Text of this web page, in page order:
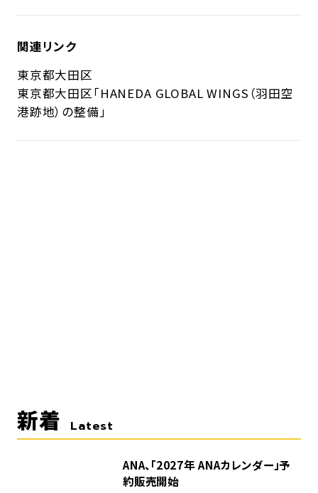
関連リンク
東京都大田区
東京都大田区「HANEDA GLOBAL WINGS（羽田空
港跡地）の整備」
新着 Latest
ANA、「2027年 ANAカレンダー」予
約販売開始